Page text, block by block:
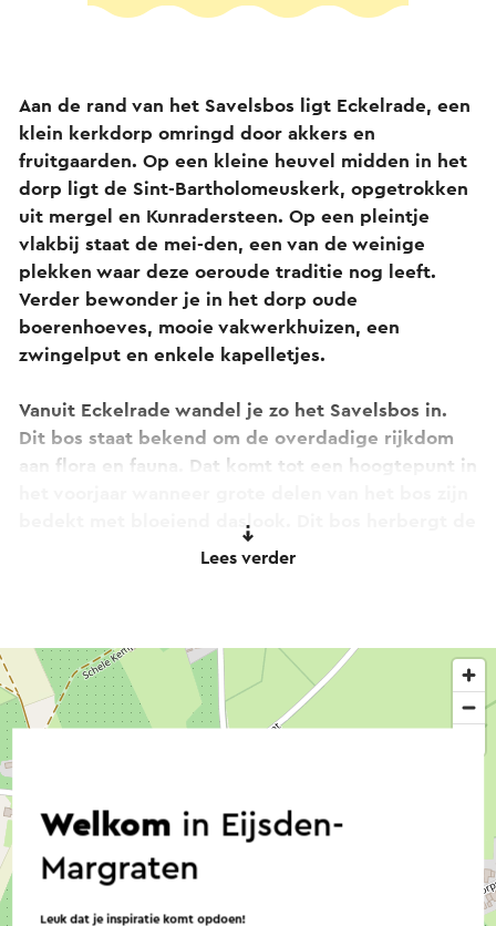
Aan de rand van het Savelsbos ligt Eckelrade, een
klein kerkdorp omringd door akkers en
fruitgaarden. Op een kleine heuvel midden in het
dorp ligt de Sint-Bartholomeuskerk, opgetrokken
uit mergel en Kunradersteen. Op een pleintje
vlakbij staat de mei-den, een van de weinige
plekken waar deze oeroude traditie nog leeft.
Verder bewonder je in het dorp oude
boerenhoeves, mooie vakwerkhuizen, een
zwingelput en enkele kapelletjes.
Vanuit Eckelrade wandel je zo het Savelsbos in.
Dit bos staat bekend om de overdadige rijkdom
aan flora en fauna. Dat komt tot een hoogtepunt in
bedekt met bloeiend daslook. Dit bos herbergt de
grootste dassenpopulatie van Nederland.
Lees verder
Welkom in Eijsden-
Margraten
Leuk dat je inspiratie komt opdoen!